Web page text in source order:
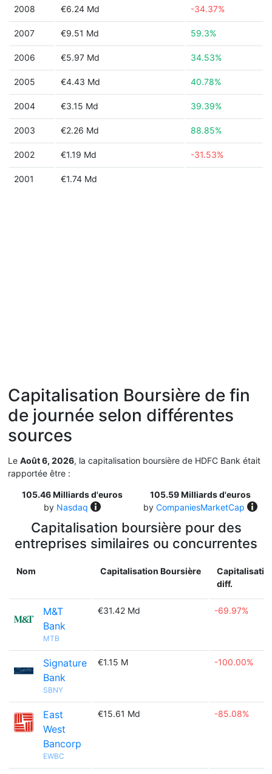
2008 €6.24 Md -34.37%
2007 €9.51 Md 59.3%
2006 €5.97 Md 34.53%
2005 €4.43 Md 40.78%
2004 €3.15 Md 39.39%
2003 €2.26 Md 88.85%
2002 €1.19 Md -31.53%
2001 €1.74 Md
Capitalisation Boursière de fin
de journée selon différentes
sources
Le Août 6, 2026, la capitalisation boursière de HDFC Bank était
rapportée être :
105.46 Milliards d'euros
by Nasdaq
105.59 Milliards d'euros
by CompaniesMarketCap
Capitalisation boursière pour des
entreprises similaires ou concurrentes
Nom Capitalisation Boursière
diff.
M&T
Bank
MTB
€31.42 Md -69.97%
Signature
Bank
SBNY
€1.15 M -100.00%
East
West
Bancorp
EWBC
€15.61 Md -85.08%